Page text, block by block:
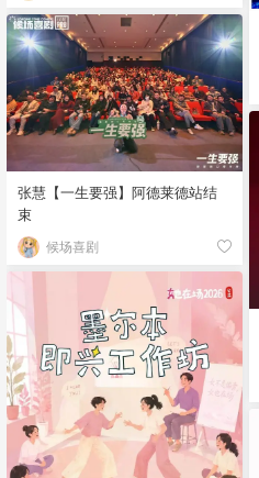
张慧【一生要强】阿德莱德站结
束
候场喜剧